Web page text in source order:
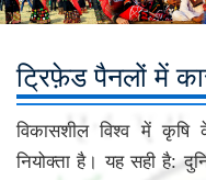
ट्रिफ़ेड पैनलों में
विकासशील विश्व में कृषि
नियोक्ता है। यह सही है: